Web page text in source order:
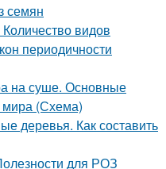
семян
видов
периодичности
на суше. Основные
мира (Схема)
деревья. Как составить
для РОЗ